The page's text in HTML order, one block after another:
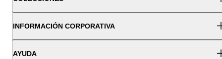
INFORMACIÓN CORPORATIVA
AYUDA